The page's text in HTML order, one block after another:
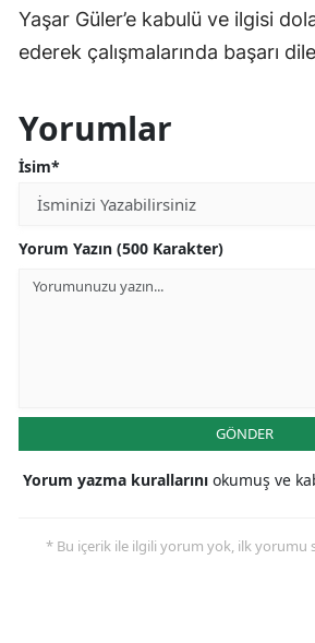
Yaşar Güler’e kabulü ve ilgisi
ederek çalışmalarında başarı
Yorumlar
İsim*
Yorum Yazın (500 Karakter)
GÖNDER
Yorum yazma kurallarını okumuş ve
* Bu içerik ile ilgili yorum yok, ilk yorumu